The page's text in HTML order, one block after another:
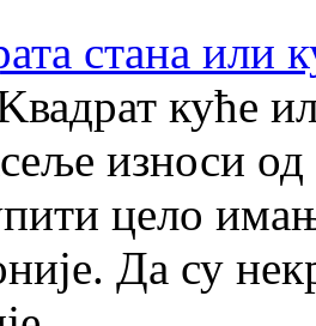
стана или
куће
износи
цело
Да су